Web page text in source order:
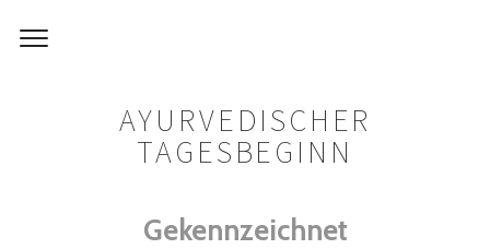
AYURVEDISCHER
TAGESBEGINN
Gekennzeichnet